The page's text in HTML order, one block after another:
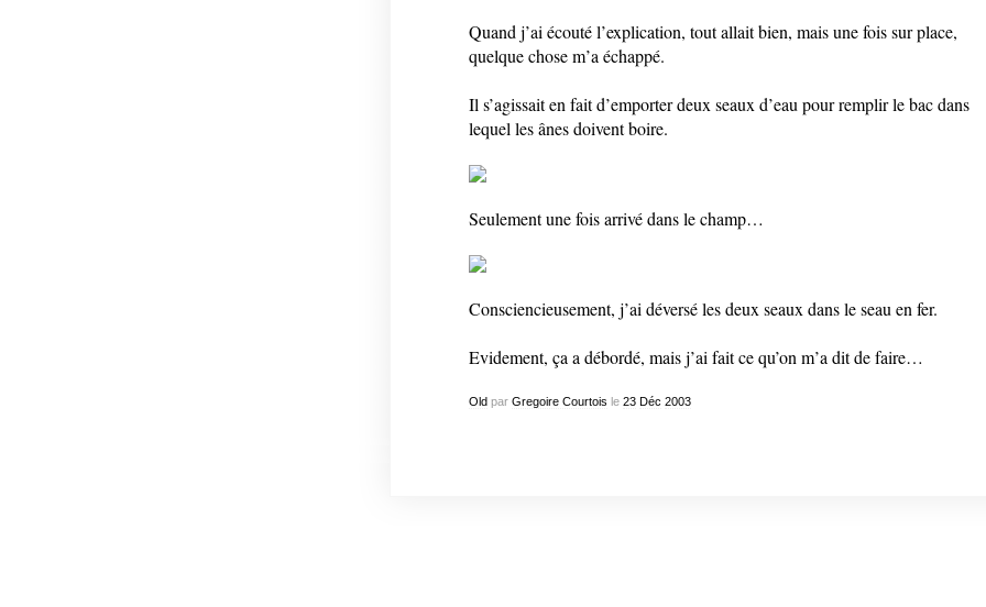
Quand j’ai écouté l’explication, tout allait bien, mais une fois sur place,
quelque chose m’a échappé.
Il s’agissait en fait d’emporter deux seaux d’eau pour remplir le bac dans
lequel les ânes doivent boire.
Seulement une fois arrivé dans le champ…
Consciencieusement, j’ai déversé les deux seaux dans le seau en fer.
Evidement, ça a débordé, mais j’ai fait ce qu’on m’a dit de faire…
Oldpar Gregoire Courtois le 23 Déc 2003